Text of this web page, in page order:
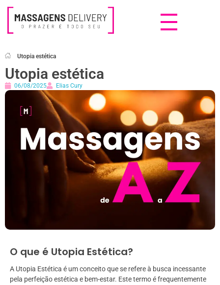
Utopia estética
Utopia estética
06/08/2025 Elias Cury
O que é Utopia Estética?
A Utopia Estética é um conceito que se refere à busca incessante
pela perfeição estética e bem-estar. Este termo é frequentemente